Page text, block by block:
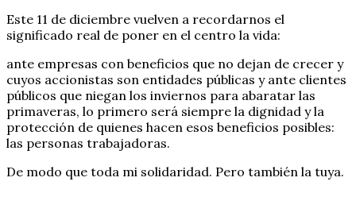
Este 11 de diciembre vuelven a recordarnos el
significado real de poner en el centro la vida:
ante empresas con beneficios que no dejan de crecer y
cuyos accionistas son entidades públicas y ante clientes
públicos que niegan los inviernos para abaratar las
primaveras, lo primero será siempre la dignidad y la
protección de quienes hacen esos beneficios posibles:
las personas trabajadoras.
De modo que toda mi solidaridad. Pero también la tuya.